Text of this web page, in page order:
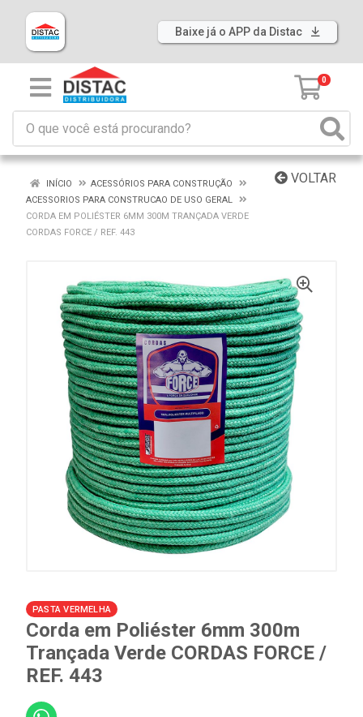
Baixe já o APP da Distac
0
VOLTAR
INÍCIO
ACESSÓRIOS PARA CONSTRUÇÃO
ACESSORIOS PARA CONSTRUCAO DE USO GERAL
CORDA EM POLIÉSTER 6MM 300M TRANÇADA VERDE
CORDAS FORCE / REF. 443
PASTA VERMELHA
Corda em Poliéster 6mm 300m
Trançada Verde CORDAS FORCE /
REF. 443